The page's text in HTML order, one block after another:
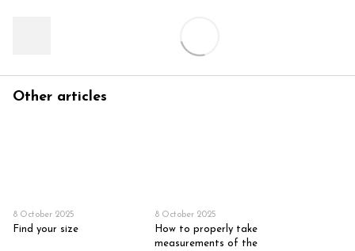
Other articles
8 October 2025
Find your size
8 October 2025
How to properly take
measurements of the